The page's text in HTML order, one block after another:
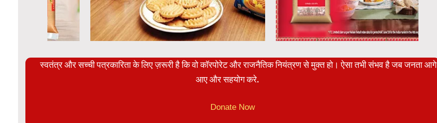
स्वतंत्र और सच्ची पत्रकारिता के लिए ज़रूरी है कि वो कॉरपोरेट और राजनैतिक नियंत्रण से मुक्त हो। ऐसा तभी संभव है जब जनता आगे
आए और सहयोग करे.
Donate Now